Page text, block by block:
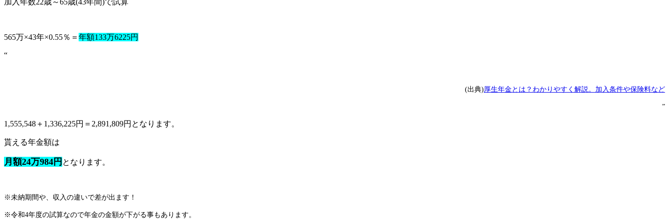
565万×43年×0.55％＝ 年額133万6225円
“
(出典)厚生年金とは？わかりやすく解説。加入条件や保険料など
”
1,555,548＋1,336,225円＝2,891,809円となります。
貰える年金額は
月額24万984円 となります。
※未納期間や、収入の違いで差が出ます！
※令和4年度の試算なので年金の金額が下がる事もあります。